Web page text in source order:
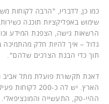
כמו כן, לדבריו, "הרבה לקוחות
הרשאות גישה, הצפנת המידע
גדול – איך להיות חלק מהתמיכה
תוך כדי הבנת הצרכים שלהם".
דאנת תקשורת פועלת מתל אביב
הארץ. יש לה כ-
ההיי-טק, התעשייה